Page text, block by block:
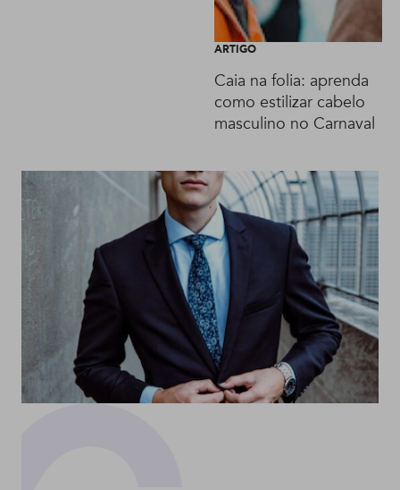
ARTIGO
Caia na folia: aprenda
como estilizar cabelo
masculino no Carnaval